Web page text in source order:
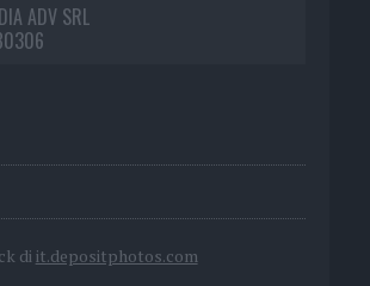
ADV SRL
di it.depositphotos.com